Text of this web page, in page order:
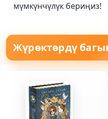
мүмкүнчүлүк бериңиз!
Жүрөктөрдү